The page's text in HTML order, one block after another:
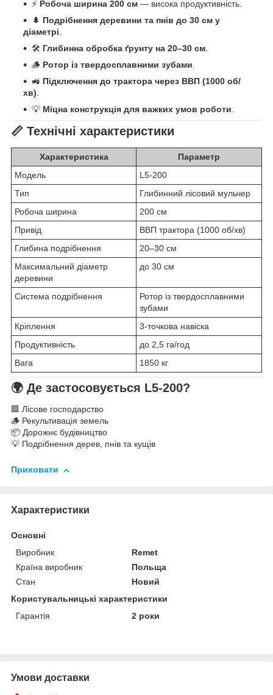
⚡ Робоча ширина 200 см — висока продуктивність.
🌲 Подрібнення деревини та пнів до 30 см у
діаметрі
🛠️ Глибинна обробка ґрунту на 20–30 см
🪵 Ротор із твердосплавними зубами
🚜 Підключення до трактора через ВВП (1000 об/
хв)
💡 Міцна конструкція для важких умов роботи
📏 Технічні характеристики
Характеристика
Параметр
Модель
L5-200
Тип
Глибинний лісовий мульчер
Робоча ширина
200 см
Привід
ВВП трактора (1000 об/хв)
Глибина подрібнення
20–30 см
Максимальний діаметр
деревини
до 30 см
Система подрібнення
Ротор із твердосплавними
зубами
Кріплення
3-точкова навіска
Продуктивність
до 2,5 га/год
Вага
1850 кг
🌍 Де застосовується L5-200?
🟩 Лісове господарство
🪵 Рекультивація земель
📦 Дорожнє будівництво
💡 Подрібнення дерев, пнів та кущів
Приховати
Характеристики
Основні
Виробник
Remet
Країна виробник
Польща
Стан
Новий
Користувальницькі характеристики
Гарантія
2 роки
Умови доставки